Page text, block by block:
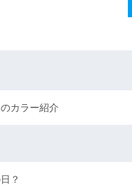
カラー紹介
？